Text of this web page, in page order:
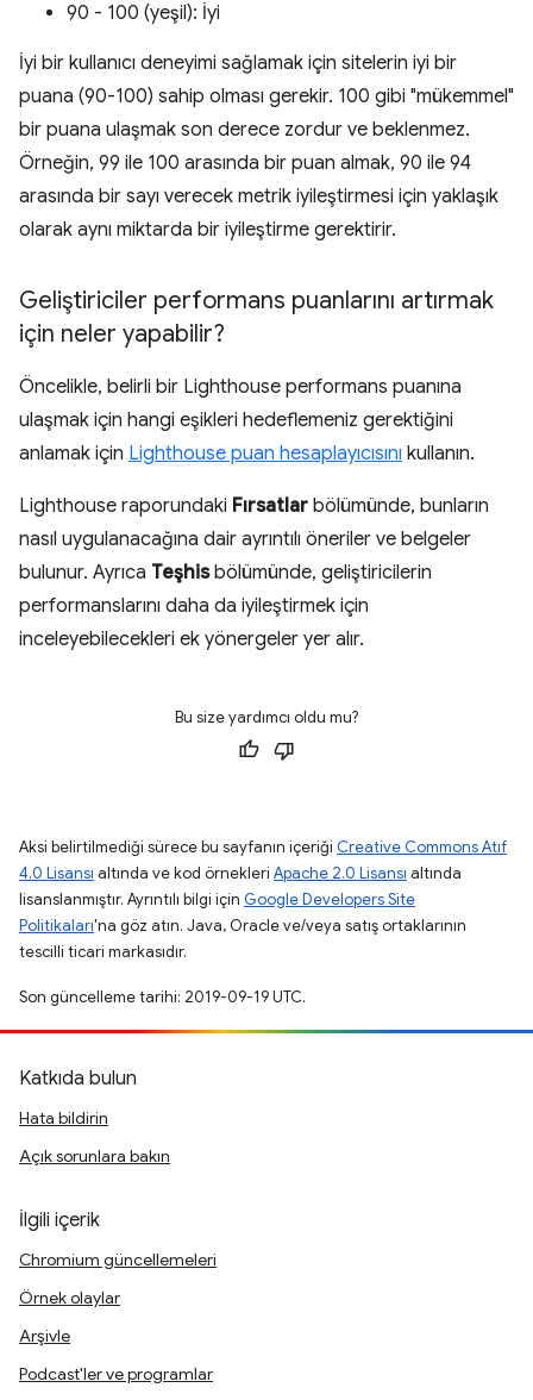
90 - 100 (yeşil): İyi
İyi bir kullanıcı deneyimi sağlamak için sitelerin iyi bir
puana (90-100) sahip olması gerekir. 100 gibi "mükemmel"
bir puana ulaşmak son derece zordur ve beklenmez.
Örneğin, 99 ile 100 arasında bir puan almak, 90 ile 94
arasında bir sayı verecek metrik iyileştirmesi için yaklaşık
olarak aynı miktarda bir iyileştirme gerektirir.
Geliştiriciler performans puanlarını artırmak
için neler yapabilir?
Öncelikle, belirli bir Lighthouse performans puanına
ulaşmak için hangi eşikleri hedeflemeniz gerektiğini
anlamak için Lighthouse puan hesaplayıcısını kullanın.
Lighthouse raporundaki Fırsatlar bölümünde, bunların
nasıl uygulanacağına dair ayrıntılı öneriler ve belgeler
bulunur. Ayrıca Teşhisbölümünde, geliştiricilerin
performanslarını daha da iyileştirmek için
inceleyebilecekleri ek yönergeler yer alır.
Bu size yardımcı oldu mu?
Aksi belirtilmediği sürece bu sayfanın içeriği Creative Commons Atıf
4.0 Lisansı altında ve kod örnekleri Apache 2.0 Lisansı altında
lisanslanmıştır. Ayrıntılı bilgi için Google Developers Site
Politikaları'na göz atın. Java, Oracle ve/veya satış ortaklarının
tescilli ticari markasıdır.
Son güncelleme tarihi: 2019-09-19 UTC.
Katkıda bulun
Hata bildirin
Açık sorunlara bakın
İlgili içerik
Chromium güncellemeleri
Örnek olaylar
Arşivle
Podcast'ler ve programlar